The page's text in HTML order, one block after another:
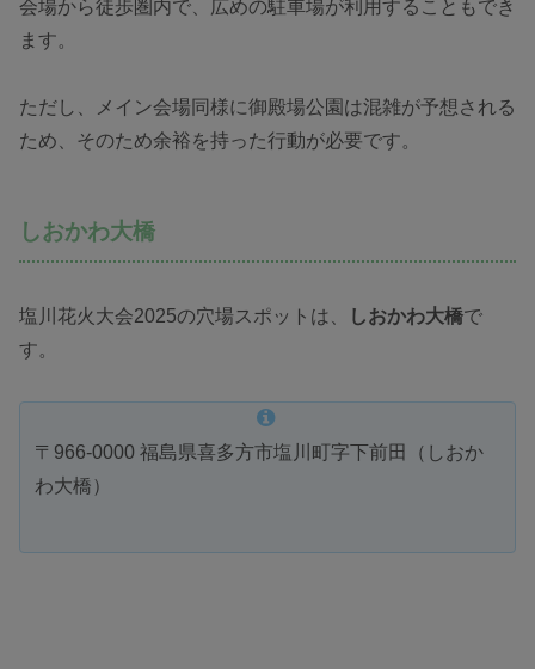
会場から徒歩圏内で、広めの駐車場が利用することもでき
ます。
ただし、メイン会場同様に御殿場公園は混雑が予想される
ため、そのため余裕を持った行動が必要です。
しおかわ大橋
塩川花火大会2025の穴場スポットは、 しおかわ大橋で
す。
〒966‑0000 福島県喜多方市塩川町字下前田（しおか
わ大橋）